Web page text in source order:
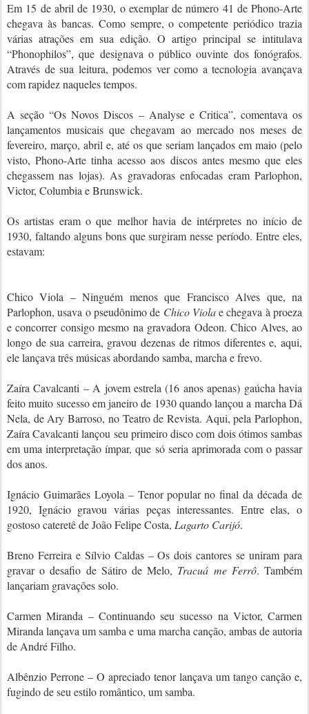
Em 15 de abril de 1930, o exemplar de número 41 de Phono-Arte
chegava às bancas. Como sempre, o competente periódico trazia
várias atrações em sua edição. O artigo principal se intitulava
“Phonophilos”, que designava o público ouvinte dos fonógrafos.
Através de sua leitura, podemos ver como a tecnologia avançava
com rapidez naqueles tempos.
A seção “Os Novos Discos – Analyse e Critica”, comentava os
lançamentos musicais que chegavam ao mercado nos meses de
fevereiro, março, abril e, até os que seriam lançados em maio (pelo
visto, Phono-Arte tinha acesso aos discos antes mesmo que eles
chegassem nas lojas). As gravadoras enfocadas eram Parlophon,
Victor, Columbia e Brunswick.
Os artistas eram o que melhor havia de intérpretes no início de
1930, faltando alguns bons que surgiram nesse período. Entre eles,
estavam:
Chico Viola – Ninguém menos que Francisco Alves que, na
Parlophon, usava o pseudônimo de Chico Violae chegava à proeza
e concorrer consigo mesmo na gravadora Odeon. Chico Alves, ao
longo de sua carreira, gravou dezenas de ritmos diferentes e, aqui,
ele lançava três músicas abordando samba, marcha e frevo.
Zaíra Cavalcanti – A jovem estrela (16 anos apenas) gaúcha havia
feito muito sucesso em janeiro de 1930 quando lançou a marcha Dá
Nela, de Ary Barroso, no Teatro de Revista. Aqui, pela Parlophon,
Zaíra Cavalcanti lançou seu primeiro disco com dois ótimos sambas
em uma interpretação ímpar, que só seria aprimorada com o passar
dos anos.
Ignácio Guimarães Loyola – Tenor popular no final da década de
1920, Ignácio gravou várias peças interessantes. Entre elas, o
gostoso cateretê de João Felipe Costa, Lagarto Carijó.
Breno Ferreira e Sílvio Caldas – Os dois cantores se uniram para
gravar o desafio de Sátiro de Melo, Tracuá me Ferrô. Também
lançariam gravações solo.
Carmen Miranda – Continuando seu sucesso na Victor, Carmen
Miranda lançava um samba e uma marcha canção, ambas de autoria
de André Filho.
Albênzio Perrone – O apreciado tenor lançava um tango canção e,
fugindo de seu estilo romântico, um samba.